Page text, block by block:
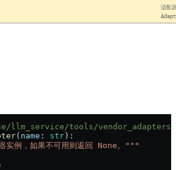
llm_service/tools/
( name : str ):
实例，如果不可用则返回 None。"""